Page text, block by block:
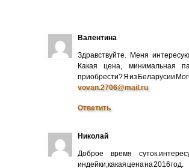
Валентина
Здравствуйте. Меня
Какая цена, минимальная
приобрести? Я из Беларусии
vovan.2706@mail.ru
Ответить
Николай
Доброе время
индейки,какая цена на 2016 год.